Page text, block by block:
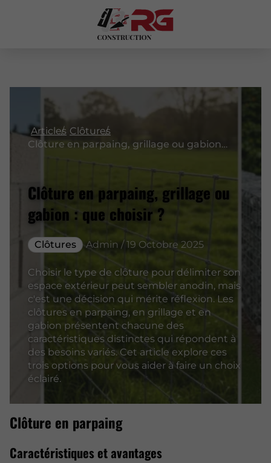
Articles Clôtures
Clôture en parpaing, grillage ou gabion : que choisir ?
Clôture en parpaing, grillage ou
gabion : que choisir ?
Clôtures Admin / 19 Octobre 2025
Choisir le type de clôture pour délimiter son
espace extérieur peut sembler anodin, mais
c'est une décision qui mérite réflexion. Les
clôtures en parpaing, en grillage et en
gabion présentent chacune des
caractéristiques distinctes qui répondent à
des besoins variés. Cet article explore ces
trois options pour vous aider à faire un choix
éclairé.
Clôture en parpaing
Caractéristiques et avantages